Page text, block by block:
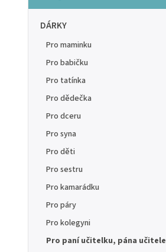
DÁRKY
Pro maminku
Pro babičku
Pro tatínka
Pro dědečka
Pro dceru
Pro syna
Pro děti
Pro sestru
Pro kamarádku
Pro páry
Pro kolegyni
Pro paní učitelku, pána učitele